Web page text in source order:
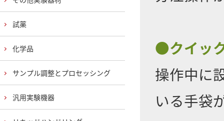
●クイッ
操作中に
いる手袋
試薬
化学品
サンプル調整とプロセッシング
汎用実験機器